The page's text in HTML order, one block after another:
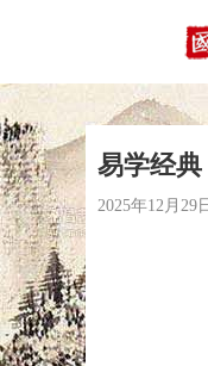
易学经
2025年12月29